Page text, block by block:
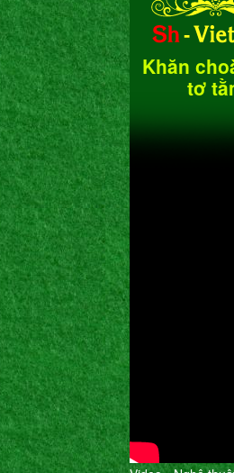
Khăn
tơ